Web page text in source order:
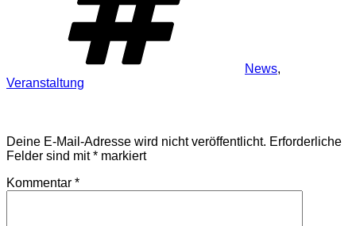
News,
Veranstaltung
Deine E-Mail-Adresse wird nicht veröffentlicht. Erforderliche
Felder sind mit* markiert
Kommentar *